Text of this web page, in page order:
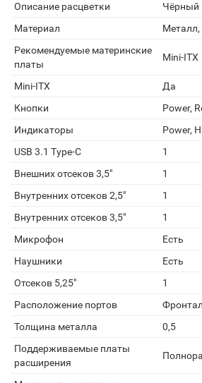
Описание расцветки
Чёрный
Материал
Металл,
Рекомендуемые материнские
платы
Mini-ITX
Mini-ITX
Да
Кнопки
Power,
Индикаторы
Power,
USB 3.1 Type-C
1
Внешних отсеков 3,5"
1
Внутренних отсеков 2,5"
1
Внутренних отсеков 3,5"
1
Микрофон
Есть
Наушники
Есть
Отсеков 5,25"
1
Расположение портов
Толщина металла
0,5
Поддерживаемые платы
расширения